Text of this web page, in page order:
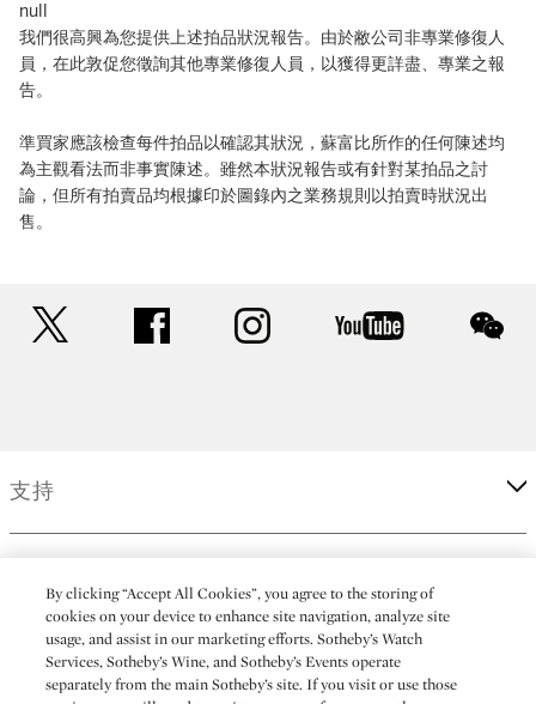
null
我們很高興為您提供上述拍品狀況報告。由於敝公司非專業修復人
員，在此敦促您徵詢其他專業修復人員，以獲得更詳盡、專業之報
告。
準買家應該檢查每件拍品以確認其狀況，蘇富比所作的任何陳述均
為主觀看法而非事實陳述。雖然本狀況報告或有針對某拍品之討
論，但所有拍賣品均根據印於圖錄內之業務規則以拍賣時狀況出
售。
facebook instagram youtube
支持
更多
By clicking “Accept All Cookies”, you agree to the storing of
cookies on your device to enhance site navigation, analyze site
usage, and assist in our marketing efforts. Sotheby’s Watch
Services, Sotheby’s Wine, and Sotheby’s Events operate
separately from the main Sotheby’s site. If you visit or use those